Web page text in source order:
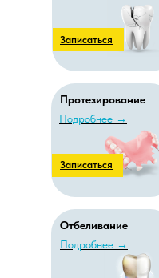
Протезирование
Подробнее →
Записаться
Записаться
Отбеливание
Подробнее →